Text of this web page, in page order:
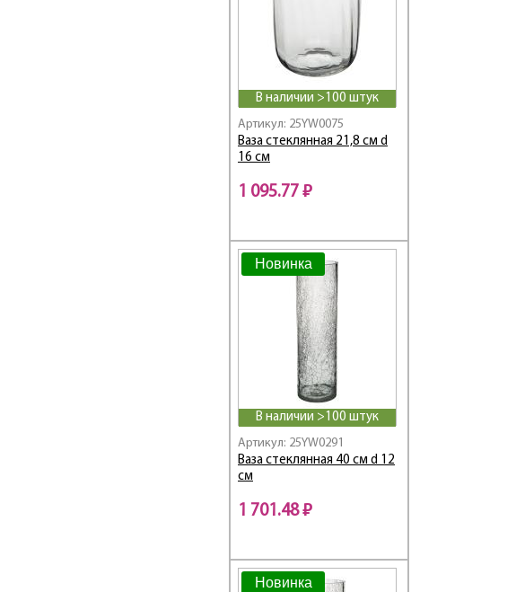
В наличии >100 штук
Артикул: 25YW0075
Ваза стеклянная 21,8 см d
16 см
1 095.77 ₽
Новинка
В наличии >100 штук
Артикул: 25YW0291
Ваза стеклянная 40 см d 12
см
1 701.48 ₽
Новинка